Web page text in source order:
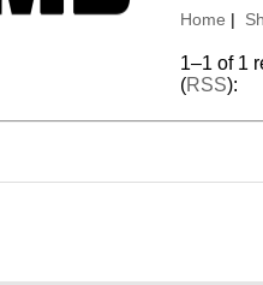
Home
1–1 of 1
(RSS):